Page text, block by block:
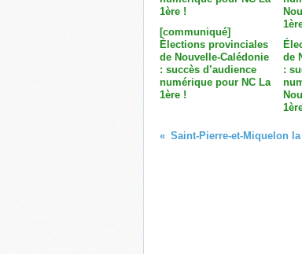
[communiqué]
Élections provinciales
de Nouvelle-Calédonie
: succès d’audience
numérique pour NC La
1ère !
de
: